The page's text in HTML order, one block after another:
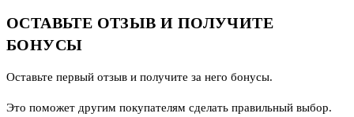
ОСТАВЬТЕ ОТЗЫВ И ПОЛУЧИТЕ
БОНУСЫ
Оставьте первый отзыв и получите за него бонусы.
Это поможет другим покупателям сделать правильный выбор.